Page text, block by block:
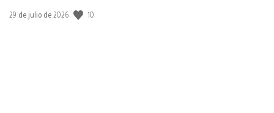
Fecha
29 de julio de 2026 10